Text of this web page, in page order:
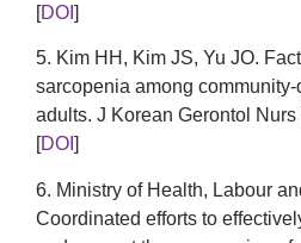
[DOI ]
5. Kim HH, Kim JS, Yu JO.
sarcopenia among
adults. J Korean Gerontol
[DOI ]
6. Ministry of Health, Labour
Coordinated efforts to